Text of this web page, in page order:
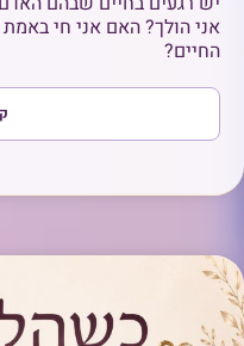
אני הולך? האם אני חי
החיים?